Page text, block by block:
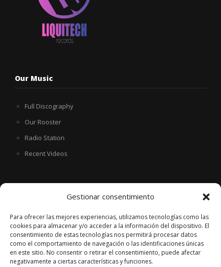
Gestionar consentimiento
Para ofrecer las mejores experiencias, utilizamos tecnologías como las
cookies para almacenar y/o acceder a la información del dispositivo. El
consentimiento de estas tecnologías nos permitirá procesar datos
como el comportamiento de navegación o las identificaciones únicas
en este sitio. No consentir o retirar el consentimiento, puede afectar
negativamente a ciertas características y funciones.
Our Music
Full Discography
Our Rooster
Radio Station
Recent Videos
Discover more
On Beatport
On Qobuz
Stereo Fall Records
Morfologica Records